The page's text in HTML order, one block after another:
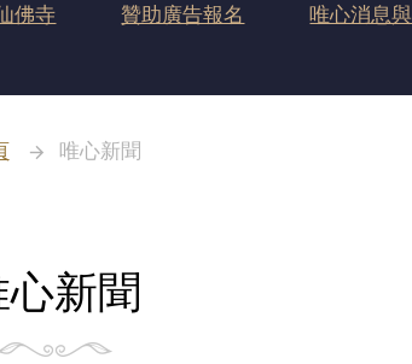
佛寺 贊助廣告報名 唯心消息
唯心新聞
心新聞